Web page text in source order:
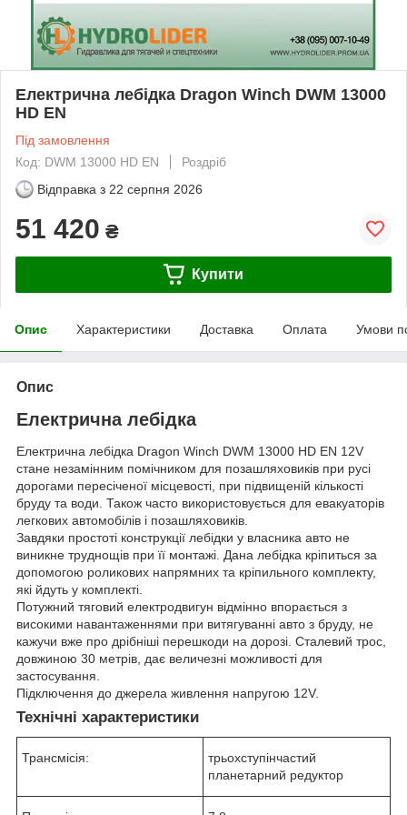
Електрична лебідка Dragon Winch DWM 13000
HD EN
Під замовлення
Код: DWM 13000 HD EN
Роздріб
Відправка з 22 серпня 2026
51 420 ₴
Купити
Опис Характеристики Доставка Оплата Умови
Опис
Електрична лебідка
Електрична лебідка Dragon Winch DWM 13000 HD EN 12V
стане незамінним помічником для позашляховиків при русі
дорогами пересіченої місцевості, при підвищеній кількості
бруду та води. Також часто використовується для евакуаторів
легкових автомобілів і позашляховиків.
Завдяки простоті конструкції лебідки у власника авто не
виникне труднощів при її монтажі. Дана лебідка кріпиться за
допомогою роликових напрямних та кріпильного комплекту,
які йдуть у комплекті.
Потужний тяговий електродвигун відмінно впорається з
високими навантаженнями при витягуванні авто з бруду, не
кажучи вже про дрібніші перешкоди на дорозі. Сталевий трос,
довжиною 30 метрів, дає величезні можливості для
застосування.
Підключення до джерела живлення напругою 12V.
Технічні характеристики
Трансмісія:
трьохступінчастий
планетарний редуктор